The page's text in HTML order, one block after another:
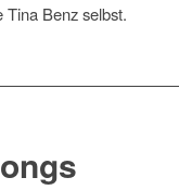
Tina Benz selbst.